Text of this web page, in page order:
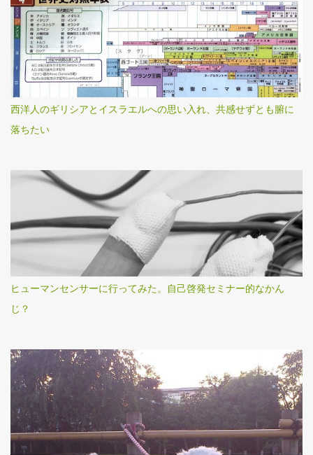
西洋人のギリシアとイスラエルへの思い入れ、共感せずとも腑に
落ちたい
ヒューマンセンサーに行ってみた。自己啓発セミナー的なかん
じ？